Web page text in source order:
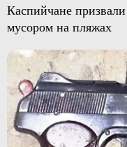
Каспийчане
мусором на пляжах